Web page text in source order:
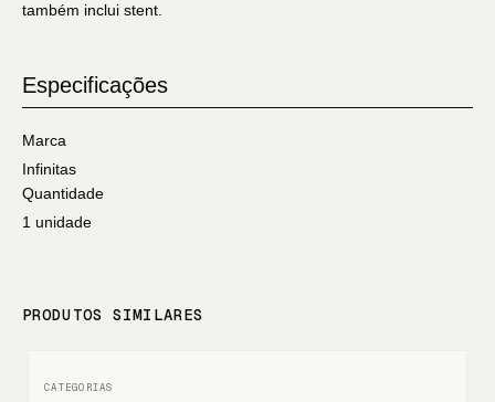
também inclui stent.
Especificações
Marca
Infinitas
Quantidade
1 unidade
PRODUTOS SIMILARES